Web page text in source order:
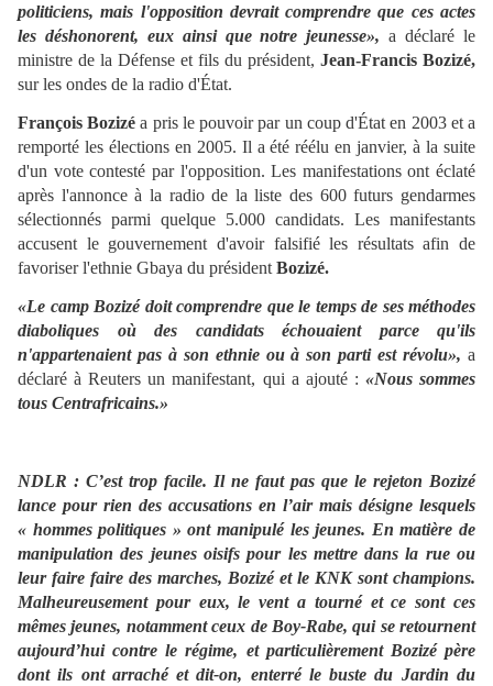
politiciens, mais l'opposition devrait comprendre que ces actes
les déshonorent, eux ainsi que notre jeunesse», a déclaré le
ministre de la Défense et fils du président, Jean-Francis Bozizé,
sur les ondes de la radio d'État.
François Bozizé a pris le pouvoir par un coup d'État en 2003 et a
remporté les élections en 2005. Il a été réélu en janvier, à la suite
d'un vote contesté par l'opposition. Les manifestations ont éclaté
après l'annonce à la radio de la liste des 600 futurs gendarmes
sélectionnés parmi quelque 5.000 candidats. Les manifestants
accusent le gouvernement d'avoir falsifié les résultats afin de
favoriser l'ethnie Gbaya du président Bozizé.
«Le camp Bozizé doit comprendre que le temps de ses méthodes
diaboliques où des candidats échouaient parce qu'ils
n'appartenaient pas à son ethnie ou à son parti est révolu», a
déclaré à Reuters un manifestant, qui a ajouté : «Nous sommes
tous Centrafricains.»
NDLR : C’est trop facile. Il ne faut pas que le rejeton Bozizé
lance pour rien des accusations en l’air mais désigne lesquels
« hommes politiques » ont manipulé les jeunes. En matière de
manipulation des jeunes oisifs pour les mettre dans la rue ou
leur faire faire des marches, Bozizé et le KNK sont champions.
Malheureusement pour eux, le vent a tourné et ce sont ces
mêmes jeunes, notamment ceux de Boy-Rabe, qui se retournent
aujourd’hui contre le régime, et particulièrement Bozizé père
dont ils ont arraché et dit-on, enterré le buste du Jardin du